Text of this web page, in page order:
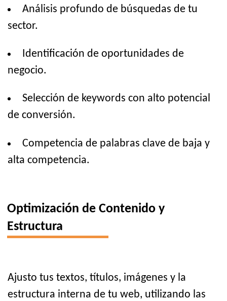
Análisis profundo de búsquedas de tu
sector.
Identificación de oportunidades de
negocio.
Selección de keywords con alto potencial
de conversión.
Competencia de palabras clave de baja y
alta competencia.
Optimización de Contenido y
Estructura
Ajusto tus textos, títulos, imágenes y la
estructura interna de tu web, utilizando las